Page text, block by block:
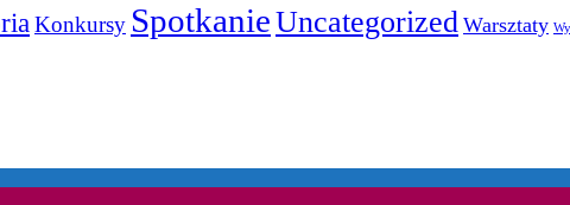
Konkursy SpotkanieUncategorized Warsztaty